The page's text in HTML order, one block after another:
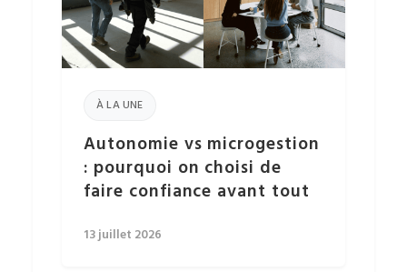
À LA UNE
Autonomie vs microgestion
: pourquoi on choisi de
faire confiance avant tout
13 juillet 2026